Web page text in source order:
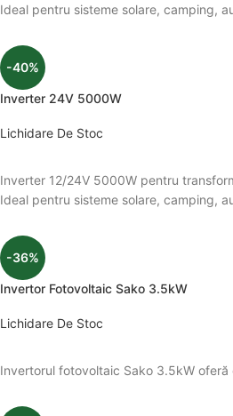
Ideal pentru sisteme solare, camping,
-40%
Inverter 24V 5000W
Lichidare De Stoc
Inverter 12/24V 5000W pentru
Ideal pentru sisteme solare, camping,
-36%
Invertor Fotovoltaic Sako 3.5kW
Lichidare De Stoc
Invertorul fotovoltaic Sako 3.5kW